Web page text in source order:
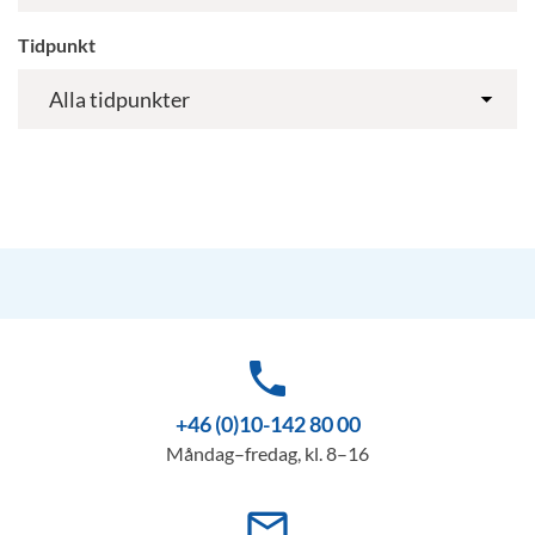
Tidpunkt
phone
+46 (0)10-142 80 00
Måndag–fredag, kl. 8–16